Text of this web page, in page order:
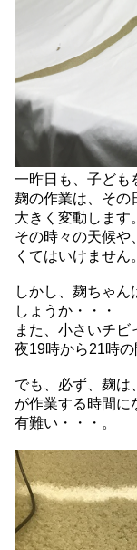
一昨日も、子ども
麹の作業は、その
大きく変動します。
その時々の天候や
くてはいけません。
しかし、麹ちゃ
しょうか・・・
また、小さいチビ
夜19時から21時の
でも、必ず、麹は
が作業する時間に
有難い・・・。